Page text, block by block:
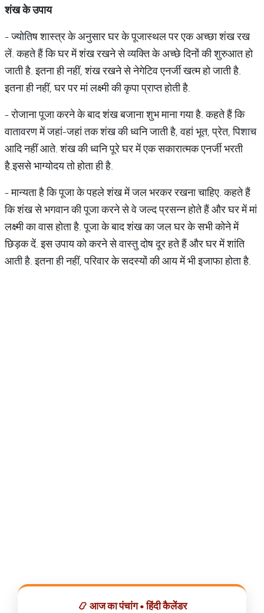
शंखकेउपाय
- ज्योतिष शास्त्र के अनुसार घर के पूजास्थल पर एक अच्छा शंख रख
लें. कहते हैं कि घर में शंख रखने से व्यक्ति के अच्छे दिनों की शुरुआत हो
जाती है. इतना ही नहीं, शंख रखने से नेगेटिव एनर्जी खत्म हो जाती है.
इतना ही नहीं, घर पर मां लक्ष्मी की कृपा प्राप्त होती है.
- रोजाना पूजा करने के बाद शंख बजाना शुभ माना गया है. कहते हैं कि
वातावरण में जहां-जहां तक शंख की ध्वनि जाती है, वहां भूत, प्रेत, पिशाच
आदि नहीं आते. शंख की ध्वनि पूरे घर में एक सकारात्मक एनर्जी भरती
है.इससे भाग्योदय तो होता ही है.
- मान्यता है कि पूजा के पहले शंख में जल भरकर रखना चाहिए. कहते हैं
कि शंख से भगवान की पूजा करने से वे जल्द प्रसन्न होते हैं और घर में मां
लक्ष्मी का वास होता है. पूजा के बाद शंख का जल घर के सभी कोने में
छिड़क दें. इस उपाय को करने से वास्तु दोष दूर हते हैं और घर में शांति
आती है. इतना ही नहीं, परिवार के सदस्यों की आय में भी इजाफा होता है.
📿 आज का पंचांग • हिंदी कैलेंडर